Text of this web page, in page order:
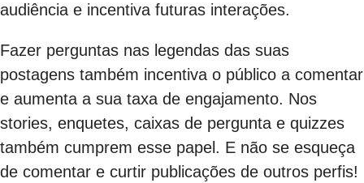
audiência e incentiva futuras interações.
Fazer perguntas nas legendas das suas
postagens também incentiva o público a comentar
e aumenta a sua taxa de engajamento. Nos
stories, enquetes, caixas de pergunta e quizzes
também cumprem esse papel. E não se esqueça
de comentar e curtir publicações de outros perfis!